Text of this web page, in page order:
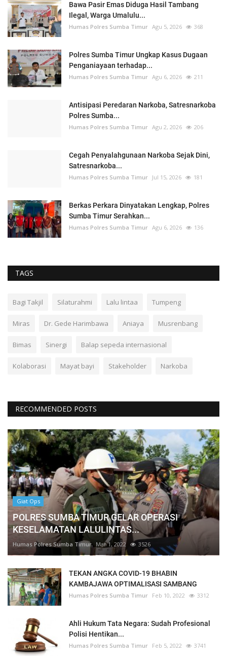
Bawa Pasir Emas Diduga Hasil Tambang
Ilegal, Warga Umalulu...
Humas Polres Sumba Timur Agu 5, 2026 368
Polres Sumba Timur Ungkap Kasus Dugaan
Penganiayaan terhadap...
Humas Polres Sumba Timur Agu 6, 2026 211
Antisipasi Peredaran Narkoba, Satresnarkoba
Polres Sumba...
Humas Polres Sumba Timur Agu 2, 2026 206
Cegah Penyalahgunaan Narkoba Sejak Dini,
Satresnarkoba...
Humas Polres Sumba Timur Jul 15, 2026 181
Berkas Perkara Dinyatakan Lengkap, Polres
Sumba Timur Serahkan...
Humas Polres Sumba Timur Agu 6, 2026 136
TAGS
Bagi Takjil Silaturahmi Lalu lintaa Tumpeng
Miras Dr. Gede Harimbawa Aniaya Musrenbang
Bimas Sinergi Balap sepeda internasional
Kolaborasi Mayat bayi Stakeholder Narkoba
RECOMMENDED POSTS
Giat Ops
POLRES SUMBA TIMUR GELAR OPERASI
KESELAMATAN LALULINTAS...
Humas Polres Sumba Timur Mar 1, 2022 3526
TEKAN ANGKA COVID-19 BHABIN
KAMBAJAWA OPTIMALISASI SAMBANG
Humas Polres Sumba Timur Feb 10, 2022 3312
Ahli Hukum Tata Negara: Sudah Profesional
Polisi Hentikan...
Humas Polres Sumba Timur Feb 5, 2022 3741